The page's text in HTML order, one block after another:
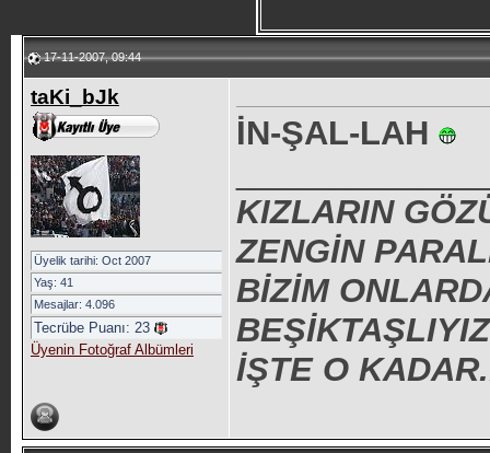
17-11-2007, 09:44
taKi_bJk
Üyelik tarihi: Oct 2007
Yaş: 41
Mesajlar: 4.096
Tecrübe Puanı: 23
Üyenin Fotoğraf Albümleri
İN-ŞAL-LAH
KIZLARIN
ZENGİN
BİZİM
İŞTE O